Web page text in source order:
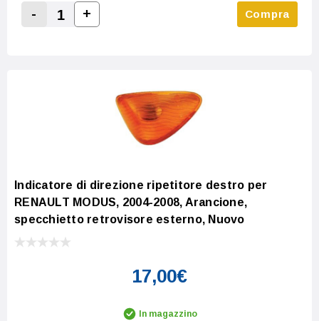
Decrease Quantity:
-
Increase Quantity:
+ Compra
Indicatore di direzione ripetitore destro per
RENAULT MODUS, 2004-2008, Arancione,
specchietto retrovisore esterno, Nuovo
17,00€
In magazzino